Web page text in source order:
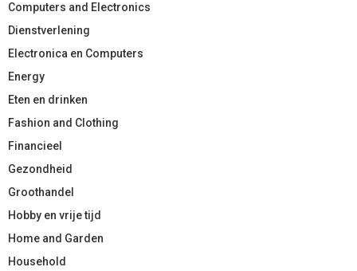
Computers and Electronics
Dienstverlening
Electronica en Computers
Energy
Eten en drinken
Fashion and Clothing
Financieel
Gezondheid
Groothandel
Hobby en vrije tijd
Home and Garden
Household